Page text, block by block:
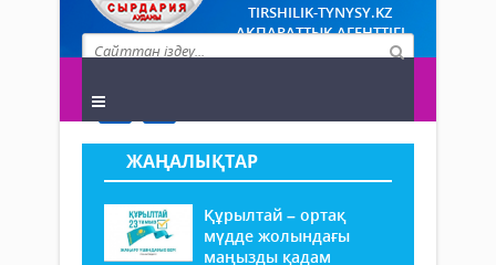
TIRSHILIK-TYNYSY.KZ
АҚПАРАТТЫҚ АГЕНТТІГІ
ЖАҢАЛЫҚТАР
Құрылтай – ортақ
мүдде жолындағы
маңызды қадам